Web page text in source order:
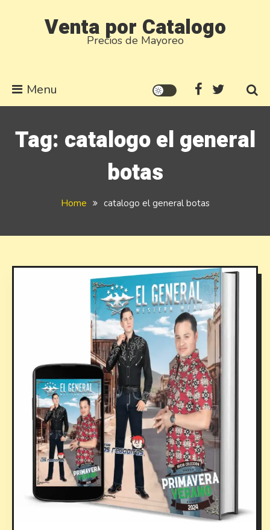
Venta por Catalogo
Precios de Mayoreo
Menu
Tag: catalogo el general
botas
Home catalogo el general botas